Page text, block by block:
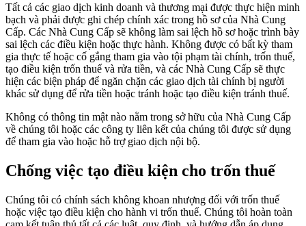
Tất cả các giao dịch kinh doanh và thương mại được thực hiện minh
bạch và phải được ghi chép chính xác trong hồ sơ của Nhà Cung
Cấp. Các Nhà Cung Cấp sẽ không làm sai lệch hồ sơ hoặc trình bày
sai lệch các điều kiện hoặc thực hành. Không được có bất kỳ tham
gia thực tế hoặc cố gắng tham gia vào tội phạm tài chính, trốn thuế,
tạo điều kiện trốn thuế và rửa tiền, và các Nhà Cung Cấp sẽ thực
hiện các biện pháp để ngăn chặn các giao dịch tài chính bị người
khác sử dụng để rửa tiền hoặc tránh hoặc tạo điều kiện tránh thuế.
Không có thông tin mật nào nằm trong sở hữu của Nhà Cung Cấp
về chúng tôi hoặc các công ty liên kết của chúng tôi được sử dụng
để tham gia vào hoặc hỗ trợ giao dịch nội bộ.
Chống việc tạo điều kiện cho trốn thuế
Chúng tôi có chính sách không khoan nhượng đối với trốn thuế
hoặc việc tạo điều kiện cho hành vi trốn thuế. Chúng tôi hoàn toàn